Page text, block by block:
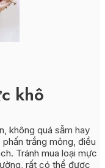
khô
không quá sẫm hay
trắng mỏng, điều
Tránh mua loại mực
rất có thể được